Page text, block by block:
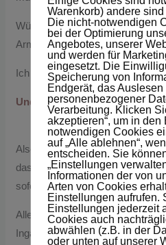
Würdest Du ihr sagen daß Du
Arme nehmen und trösten?
Ich denke ja. 🙂
Und dasselbe gilt verrückter
Also, sei gütig zu Dir selbst und
das was Du toll machst und gut
sofort so viel leichter und macht
Alles Liebe und bis bald
Inga
Warenkorb) andere
Die nicht-notwendigen
bei der Optimierung
Angebotes, unserer
und werden für
eingesetzt. Die
Speicherung von
Endgerät, das Auslesen
personenbezogener
Verarbeitung. Klicken
akzeptieren“, um in
notwendigen Cookies
auf „Alle ablehnen“,
entscheiden. Sie
„Einstellungen
Informationen der von
Arten von Cookies
Einstellungen aufrufen.
Einstellungen jederzeit
Cookies auch
abwählen (z.B. in der
oder unten auf unserer